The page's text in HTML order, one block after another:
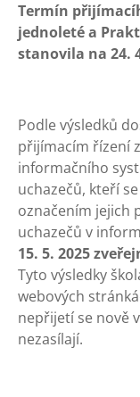
Termín
jednoleté a
stanovila na 24.
Podle výsledků
přijímacím řízení
informačního
uchazečů, kteří
označením jejich
uchazečů v
15. 5. 2025
Tyto výsledky
webových
nepřijetí se nově
nezasílají.